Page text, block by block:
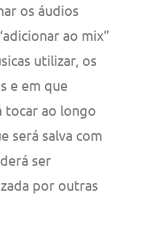
os áudios
ao mix”
utilizar, os
e em que
tocar ao longo
será salva com
ser
por outras